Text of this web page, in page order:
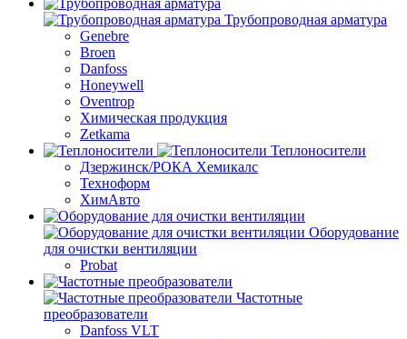
Трубопроводная арматура
Genebre
Broen
Danfoss
Honeywell
Oventrop
Химическая продукция
Zetkama
Теплоносители
Дзержинск/РОКА Хемикалс
Техноформ
ХимАвто
Оборудование
для очистки вентиляции
Probat
Частотные
преобразователи
Danfoss VLT